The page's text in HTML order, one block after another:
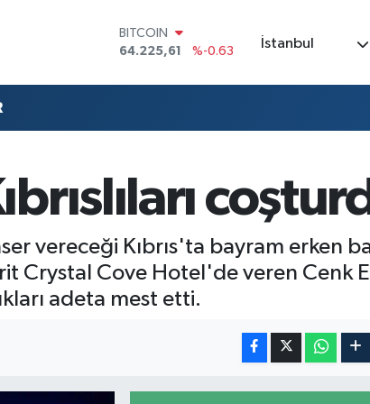
DOLAR
47,7143
%0.16
55,0317
%-0.02
BİST100
13.799
%70
BITCOIN
İstanbul
vereceği Kıbrıs'ta bayram erken
Crystal Cove Hotel'de veren Cenk
adeta mest etti.